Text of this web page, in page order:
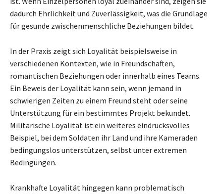
dadurch Ehrlichkeit und Zuverlässigkeit, was die Grundlage
für gesunde zwischenmenschliche Beziehungen bildet.
In der Praxis zeigt sich Loyalität beispielsweise in
verschiedenen Kontexten, wie in Freundschaften,
romantischen Beziehungen oder innerhalb eines Teams.
Ein Beweis der Loyalität kann sein, wenn jemand in
schwierigen Zeiten zu einem Freund steht oder seine
Unterstützung für ein bestimmtes Projekt bekundet.
Militärische Loyalität ist ein weiteres eindrucksvolles
Beispiel, bei dem Soldaten ihr Land und ihre Kameraden
bedingungslos unterstützen, selbst unter extremen
Bedingungen.
Krankhafte Loyalität hingegen kann problematisch